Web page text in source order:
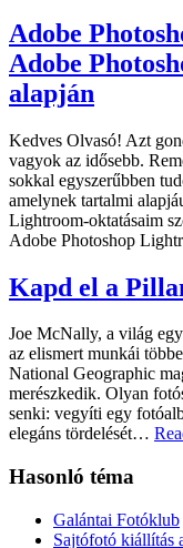
Adobe
Adobe
alapján
Kedves Olvasó! Azt
vagyok az idősebb.
sokkal egyszerűbben
amelynek tartalmi
Lightroom-oktatásaim
Adobe Photoshop
Kapd el a
Joe McNally, a világ
az elismert munkái
National Geographic
merészkedik. Olyan
senki: vegyíti egy
elegáns tördelését…
Hasonló téma
Galántai Fotóklub
Sajtófotó kiállítás